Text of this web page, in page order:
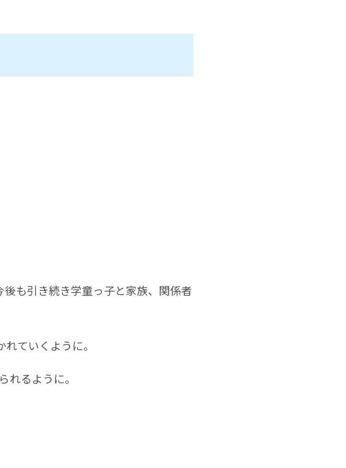
も引き続き学童っ子と家族、関係者
ていくように。
るように。